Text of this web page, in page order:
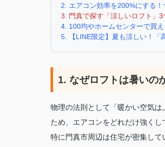
2. エアコン効率を200%にする
3. 門真で探す「涼しいロフト」3
4. 100均やホームセンターで買
5. 【LINE限定】夏も涼しい！「
1. なぜロフトは暑いの
物理の法則として「暖かい空気
ため、エアコンをどれだけ強く
特に門真市周辺は住宅が密集し